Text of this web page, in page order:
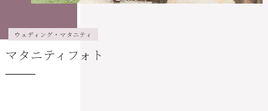
ウェディング・マタニティ
マタニティフォト